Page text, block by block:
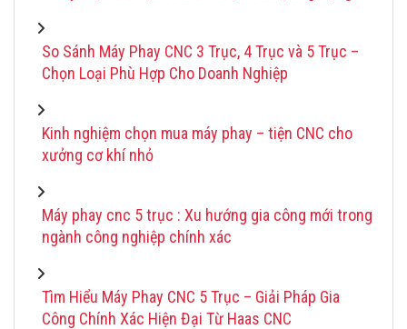
So Sánh Máy Phay CNC 3 Trục, 4 Trục và 5 Trục –
Chọn Loại Phù Hợp Cho Doanh Nghiệp
Kinh nghiệm chọn mua máy phay – tiện CNC cho
xưởng cơ khí nhỏ
Máy phay cnc 5 trục : Xu hướng gia công mới trong
ngành công nghiệp chính xác
Tìm Hiểu Máy Phay CNC 5 Trục – Giải Pháp Gia
Công Chính Xác Hiện Đại Từ Haas CNC